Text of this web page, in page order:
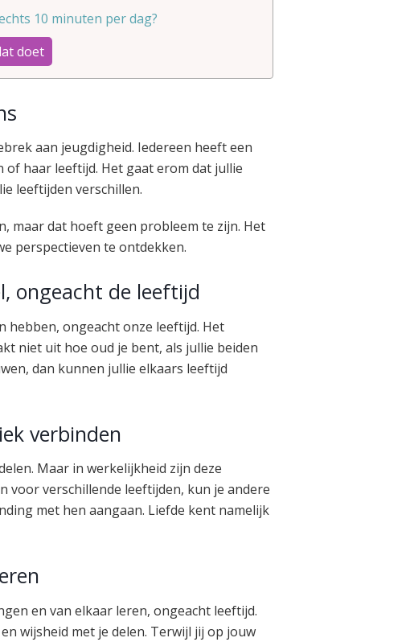
10 minuten per dag?
doet
aan jeugdigheid. Iedereen heeft een
haar leeftijd. Het gaat erom dat jullie
leeftijden verschillen.
maar dat hoeft geen probleem te zijn. Het
perspectieven te ontdekken.
ongeacht de leeftijd
hebben, ongeacht onze leeftijd. Het
niet uit hoe oud je bent, als jullie beiden
dan kunnen jullie elkaars leeftijd
verbinden
Maar in werkelijkheid zijn deze
voor verschillende leeftijden, kun je andere
met hen aangaan. Liefde kent namelijk
en van elkaar leren, ongeacht leeftijd.
wijsheid met je delen. Terwijl jij op jouw